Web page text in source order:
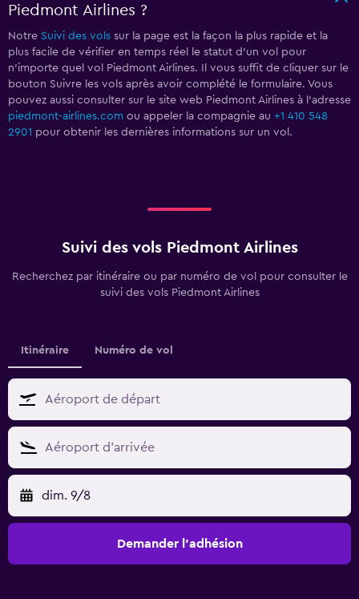
Piedmont Airlines ?
Notre Suivi des vols sur la page est la façon la plus rapide et la
plus facile de vérifier en temps réel le statut d'un vol pour
n'importe quel vol Piedmont Airlines. Il vous suffit de cliquer sur le
bouton Suivre les vols après avoir complété le formulaire. Vous
pouvez aussi consulter sur le site web Piedmont Airlines à l'adresse
piedmont-airlines.com ou appeler la compagnie au +1 410 548
2901 pour obtenir les dernières informations sur un vol.
Suivi des vols Piedmont Airlines
Recherchez par itinéraire ou par numéro de vol pour consulter le
suivi des vols Piedmont Airlines
Itinéraire Numéro de vol
dim. 9/8
Demander l’adhésion